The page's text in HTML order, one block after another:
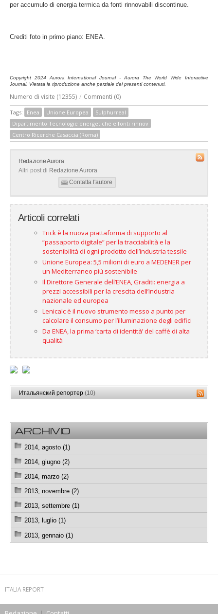
per accumulo di energia termica da fonti rinnovabili discontinue.
Crediti foto in primo piano: ENEA.
Copyright 2024 Aurora International Journal - Aurora The World Wide Interactive
Journal. Vietata la riproduzione anche parziale dei presenti contenuti.
Numero di visite (12355) / Commenti (0)
Tags: Enea Unione Europea
Sulphurreal
Dipartimento Tecnologie energetiche e fonti rinnov
Centro Ricerche Casaccia (Roma)
Redazione Aurora
Altri post di Redazione Aurora
Contatta l'autore
Articoli correlati
Trick è la nuova piattaforma di supporto al
“passaporto digitale” per la tracciabilità e la
sostenibilità di ogni prodotto dell’industria tessile
Unione Europea: 5,5 milioni di euro a MEDENER per
un Mediterraneo più sostenibile
Il Direttore Generale dell’ENEA, Graditi: energia a
prezzi accessibili per la crescita dell’industria
nazionale ed europea
Lenicalc è il nuovo strumento messo a punto per
calcolare il consumo per l’illuminazione degli edifici
Da ENEA, la prima ‘carta di identità’ del caffè di alta
qualità
Итальянский репортер (10)
ARCHIVIO
2014, agosto (1)
2014, giugno (2)
2014, marzo (2)
2013, novembre (2)
2013, settembre (1)
2013, luglio (1)
2013, gennaio (1)
ITALIA REPORT